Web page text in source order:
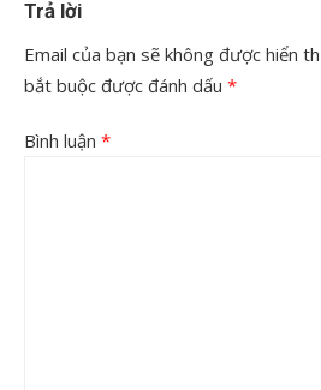
Trả lời
Email của bạn sẽ không được hiển
bắt buộc được đánh dấu *
Bình luận *